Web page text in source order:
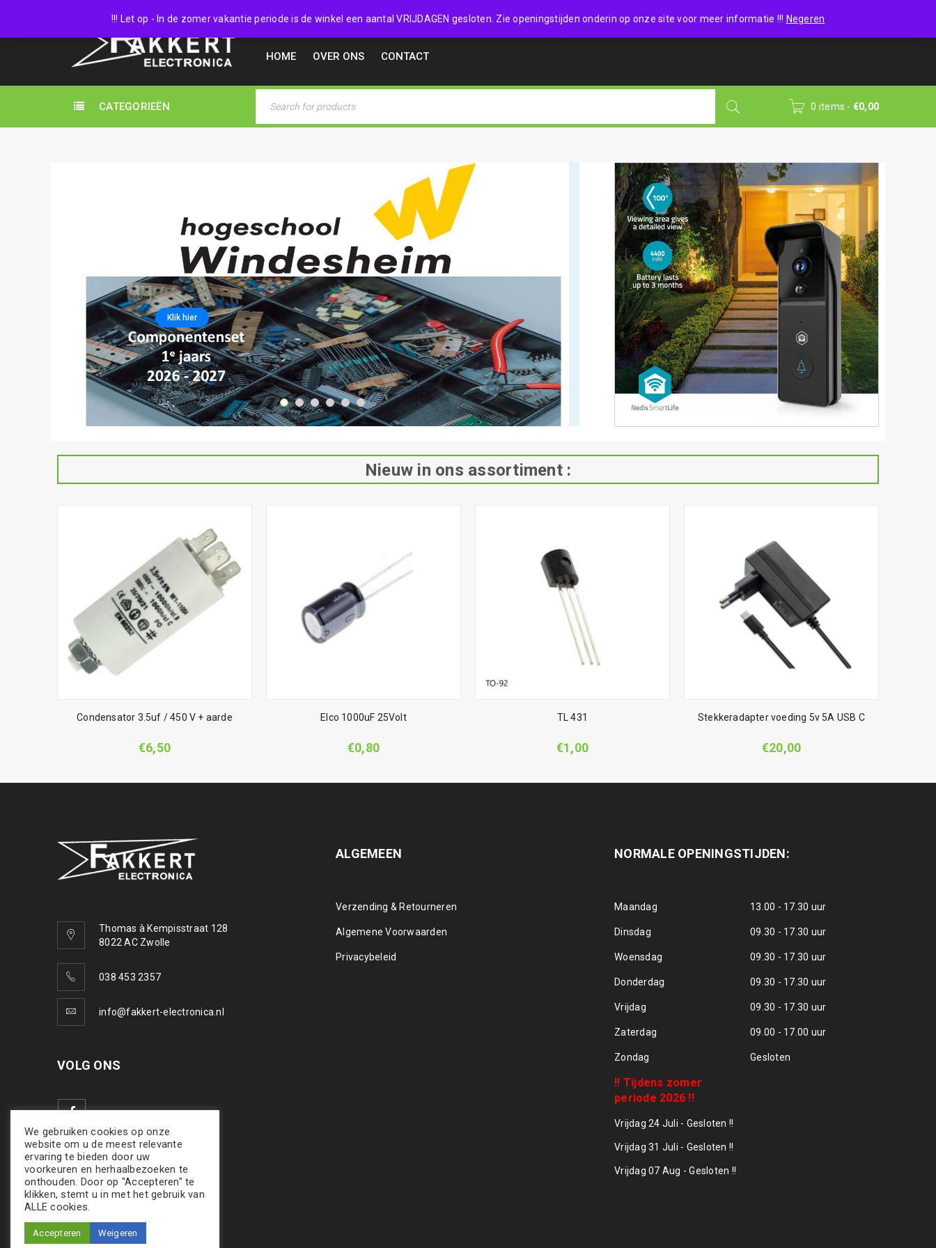
!!! Let op - In de zomer vakantie periode is de winkel een aantal VRIJDAGEN gesloten. Zie openingstijden onderin op onze site voor meer informatie !!! Negeren
038 4532357 Wishlist (0)
HOME OVER ONS CONTACT
CATEGORIEËN 0 items - €0,00
Klik hier
Nieuw in ons assortiment :
Condensator 3.5uf / 450 V + aarde
€6,50
Elco 1000uF 25Volt
€0,80
TL 431
€1,00
Stekkeradapter voeding 5v 5A USB C
€20,00
Thomas à Kempisstraat 128
8022 AC Zwolle
038 453 2357
info@fakkert-electronica.nl
VOLG ONS
ALGEMEEN
Verzending & Retourneren
Algemene Voorwaarden
Privacybeleid
NORMALE OPENINGSTIJDEN:
Maandag 13.00 - 17.30 uur
Dinsdag 09.30 - 17.30 uur
Woensdag 09.30 - 17.30 uur
Donderdag 09.30 - 17.30 uur
Vrijdag 09.30 - 17.30 uur
Zaterdag 09.00 - 17.00 uur
Zondag Gesloten
!! Tijdens zomer
periode 2026 !!
Vrijdag 24 Juli - Gesloten !!
Vrijdag 31 Juli - Gesloten !!
Vrijdag 07 Aug - Gesloten !!
We gebruiken cookies op onze
website om u de meest relevante
ervaring te bieden door uw
voorkeuren en herhaalbezoeken te
onthouden. Door op "Accepteren" te
klikken, stemt u in met het gebruik van
ALLE cookies.
Accepteren Weigeren